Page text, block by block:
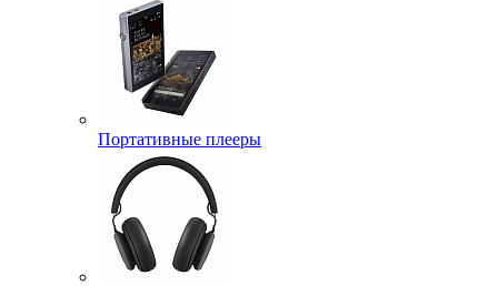
Портативные плееры